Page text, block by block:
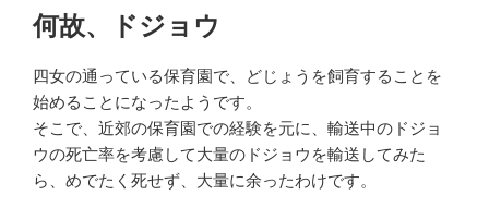
何故、ドジョウ
四女の通っている保育園で、どじょうを飼育することを
始めることになったようです。
そこで、近郊の保育園での経験を元に、輸送中のドジョ
ウの死亡率を考慮して大量のドジョウを輸送してみた
ら、めでたく死せず、大量に余ったわけです。